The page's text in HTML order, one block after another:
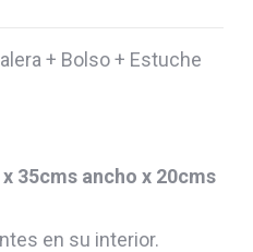
+ Bolso + Estuche
35cms ancho x 20cms
en su interior.